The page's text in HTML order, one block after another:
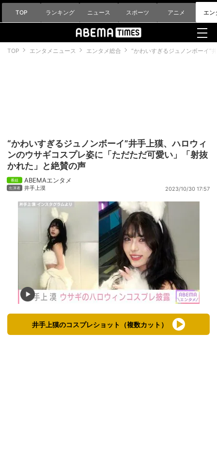
TOP ランキング ニュース スポーツ アニメ エン
TOP エンタメニュース エンタメ総合 “かわいすぎるジュノンボーイ”
“かわいすぎるジュノンボーイ”井手上獏、ハロウィ
ンのウサギコスプレ姿に「ただただ可愛い」「射抜
かれた」と絶賛の声
ABEMAエンタメ
井手上漠 2023/10/30 17:57
井手上獏のコスプレショット（複数カット）